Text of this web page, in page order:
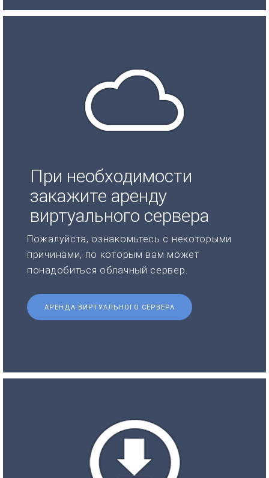
При необходимости
закажите аренду
виртуального сервера
Пожалуйста, ознакомьтесь с некоторыми
причинами, по которым вам может
понадобиться облачный сервер.
АРЕНДА ВИРТУАЛЬНОГО СЕРВЕРА